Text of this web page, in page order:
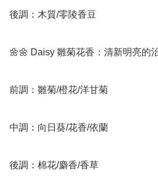
後調：木質/零陵香豆
🌼🌼 Daisy 雛菊花香：清新明亮的
前調：雛菊/橙花/洋甘菊
中調：向日葵/花香/依蘭
後調：棉花/麝香/香草